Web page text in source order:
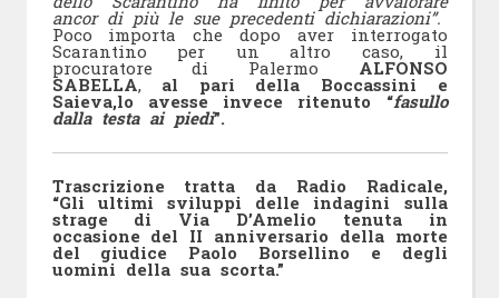
ancor di più le sue precedenti dichiarazioni”.
Poco importa che dopo aver interrogato
Scarantino per un altro caso, il
procuratore di Palermo ALFONSO
SABELLA, al pari della Boccassini e
Saieva,lo avesse invece ritenuto “fasullo
dalla testa ai piedi”.
Trascrizione tratta da Radio Radicale,
“Gli ultimi sviluppi delle indagini sulla
strage di Via D’Amelio tenuta in
occasione del II anniversario della morte
del giudice Paolo Borsellino e degli
uomini della sua scorta.”